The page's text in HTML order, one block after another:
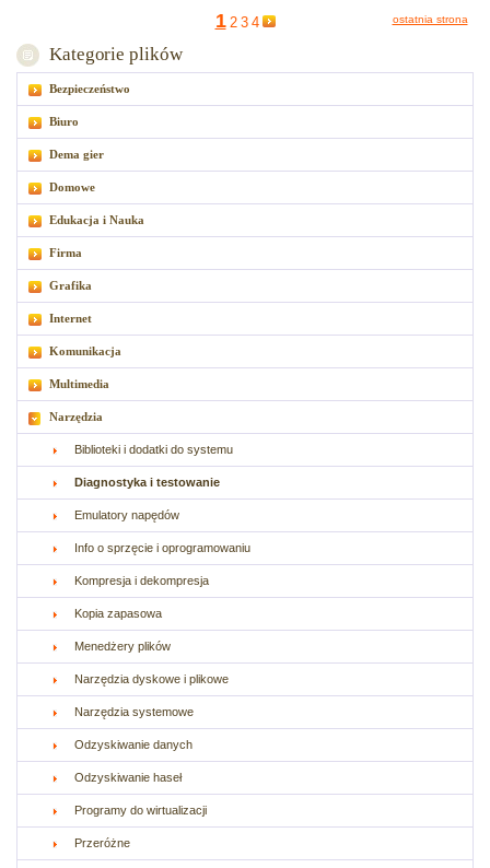
1 2 3 4 ostatnia strona
Kategorie plików
Bezpieczeństwo
Biuro
Dema gier
Domowe
Edukacja i Nauka
Firma
Grafika
Internet
Komunikacja
Multimedia
Narzędzia
Biblioteki i dodatki do systemu
Diagnostyka i testowanie
Emulatory napędów
Info o sprzęcie i oprogramowaniu
Kompresja i dekompresja
Kopia zapasowa
Menedżery plików
Narzędzia dyskowe i plikowe
Narzędzia systemowe
Odzyskiwanie danych
Odzyskiwanie haseł
Programy do wirtualizacji
Przeróżne